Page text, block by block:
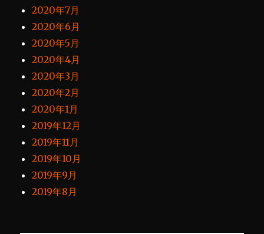
2020年7月
2020年6月
2020年5月
2020年4月
2020年3月
2020年2月
2020年1月
2019年12月
2019年11月
2019年10月
2019年9月
2019年8月